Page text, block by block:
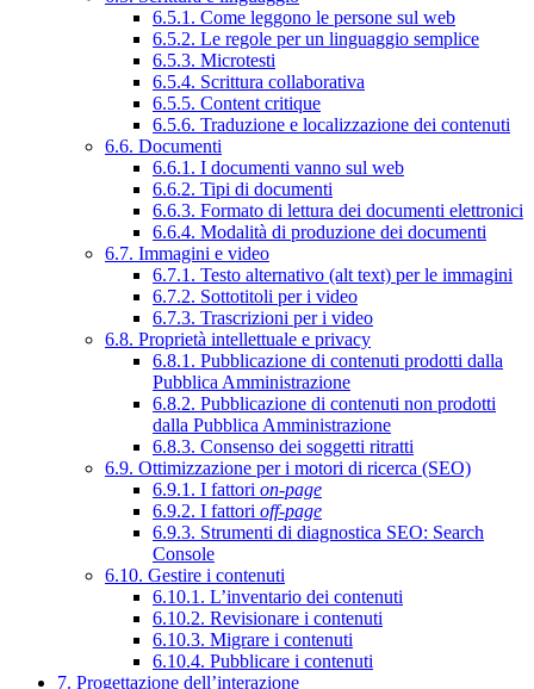
6.5.1. Come leggono le persone sul web
6.5.2. Le regole per un linguaggio semplice
6.5.3. Microtesti
6.5.4. Scrittura collaborativa
6.5.5. Content critique
6.5.6. Traduzione e localizzazione dei contenuti
6.6. Documenti
6.6.1. I documenti vanno sul web
6.6.2. Tipi di documenti
6.6.3. Formato di lettura dei documenti elettronici
6.6.4. Modalità di produzione dei documenti
6.7. Immagini e video
6.7.1. Testo alternativo (alt text) per le immagini
6.7.2. Sottotitoli per i video
6.7.3. Trascrizioni per i video
6.8. Proprietà intellettuale e privacy
6.8.1. Pubblicazione di contenuti prodotti dalla
Pubblica Amministrazione
6.8.2. Pubblicazione di contenuti non prodotti
dalla Pubblica Amministrazione
6.8.3. Consenso dei soggetti ritratti
6.9. Ottimizzazione per i motori di ricerca (SEO)
6.9.1. I fattori on-page
6.9.2. I fattori off-page
6.9.3. Strumenti di diagnostica SEO: Search
Console
6.10. Gestire i contenuti
6.10.1. L’inventario dei contenuti
6.10.2. Revisionare i contenuti
6.10.3. Migrare i contenuti
6.10.4. Pubblicare i contenuti
7. Progettazione dell’interazione